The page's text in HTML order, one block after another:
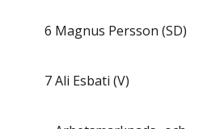
6 Magnus Persson (SD)
7Ali Esbati (V)